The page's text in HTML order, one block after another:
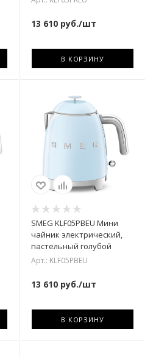
13 610руб./шт
В КОРЗИНУ
SMEG KLF05PBEU Мини
чайник электрический,
пастельный голубой
Арт.: KLF05PBEU
13 610руб./шт
В КОРЗИНУ